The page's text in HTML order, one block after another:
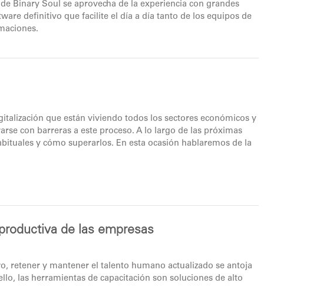
Binary Soul se aprovecha de la experiencia con grandes
definitivo que facilite el día a día tanto de los equipos de
que están viviendo todos los sectores económicos y
con barreras a este proceso. A lo largo de las próximas
y cómo superarlos. En esta ocasión hablaremos de la
de las empresas
retener y mantener el talento humano actualizado se antoja
las herramientas de capacitación son soluciones de alto